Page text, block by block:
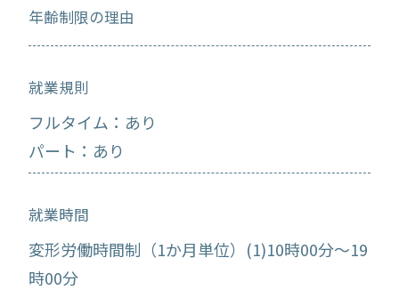
年齢制限の理由
就業規則
フルタイム：あり
パート：あり
就業時間
変形労働時間制（1か月単位）(1)10時00分～19
時00分